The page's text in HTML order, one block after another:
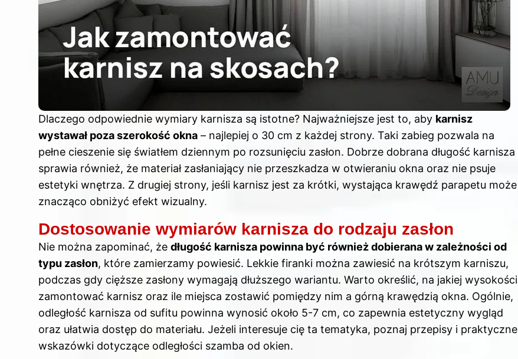
Dlaczego odpowiednie wymiary karnisza są istotne? Najważniejsze jest to, aby karnisz
wystawał poza szerokość okna – najlepiej o 30 cm z każdej strony. Taki zabieg pozwala na
pełne cieszenie się światłem dziennym po rozsunięciu zasłon. Dobrze dobrana długość karnisza
sprawia również, że materiał zasłaniający nie przeszkadza w otwieraniu okna oraz nie psuje
estetyki wnętrza. Z drugiej strony, jeśli karnisz jest za krótki, wystająca krawędź parapetu może
znacząco obniżyć efekt wizualny.
Dostosowanie wymiarów karnisza do rodzaju zasłon
Nie można zapominać, że długość karnisza powinna być również dobierana w zależności od
typu zasłon, które zamierzamy powiesić. Lekkie firanki można zawiesić na krótszym karniszu,
podczas gdy cięższe zasłony wymagają dłuższego wariantu. Warto określić, na jakiej wysokości
zamontować karnisz oraz ile miejsca zostawić pomiędzy nim a górną krawędzią okna. Ogólnie,
odległość karnisza od sufitu powinna wynosić około 5-7 cm, co zapewnia estetyczny wygląd
oraz ułatwia dostęp do materiału. Jeżeli interesuje cię ta tematyka, poznaj przepisy i praktyczne
wskazówki dotyczące odległości szamba od okien.